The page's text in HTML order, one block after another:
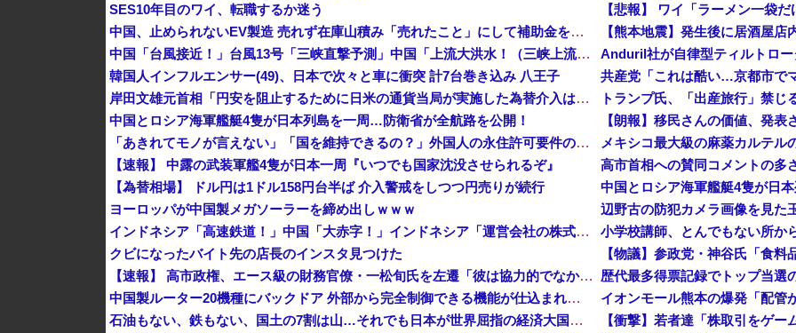
SES10年目のワイ、転職するか迷う
中国、止められないEV製造 売れず在庫山積み「売れたこと」にして補助金を騙し取る事案を思いつきが横行
中国「台風接近！」台風13号「三峡直撃予測」中国「上流大洪水！（三峡上流」中国都市「8/5の映像（動画」三峡ダム「緊急放流（決壊危機」中国「下流大水害（震え声」→
韓国人インフルエンサー(49)、日本で次々と車に衝突 計7台巻き込み 八王子
岸田文雄元首相「円安を阻止するために日米の通貨当局が実施した為替介入は一時しのぎに過ぎない」
中国とロシア海軍艦艇4隻が日本列島を一周…防衛省が全航路を公開！
「あきれてモノが言えない」「国を維持できるの？」外国人の永住許可要件の厳格化で在日中国人の本音は？
【速報】 中露の武装軍艦4隻が日本一周『いつでも国家沈没させられるぞ』
【為替相場】 ドル円は1ドル158円台半ば 介入警戒をしつつ円売りが続行
ヨーロッパが中国製メガソーラーを締め出しｗｗｗ
インドネシア「高速鉄道！」中国「大赤字！」インドネシア「運営会社の株式購入！（負債対策」中国「はい（巨額負債」インドネシア「700km延伸計画！（実質中止」→
クビになったバイト先の店長のインスタ見つけた
【速報】 高市政権、エース級の財務官僚・一松旬氏を左遷「彼は協力的でなかった」財務省の言いなりではないことが判明
中国製ルーター20機種にバックドア 外部から完全制御できる機能が仕込まれていた
石油もない、鉄もない、国土の7割は山…それでも日本が世界屈指の経済大国になれた「勤勉さ」以外の勝因！
【悲報】 ワイ「ラーメン一袋
【熊本地震】発生後に居酒屋
【朗報】移民さんの価値、発表
メキシコ最大級の麻薬カルテル
中国とロシア海軍艦艇4隻が日
小学校講師、とんでもない所か
【衝撃】若者達「株取引をゲ